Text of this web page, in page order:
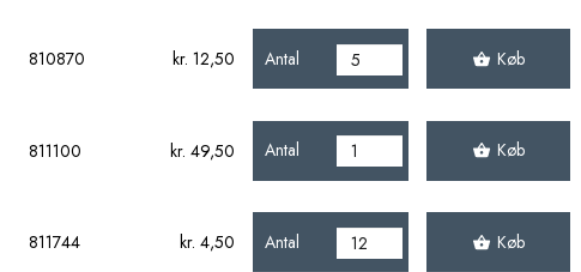
810870 kr. 12,50 Antal Køb
811100 kr. 49,50 Antal Køb
811744 kr. 4,50 Antal Køb